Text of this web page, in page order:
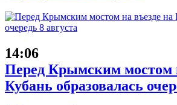
14:06
Перед Крымским мостом
Кубань образовалась